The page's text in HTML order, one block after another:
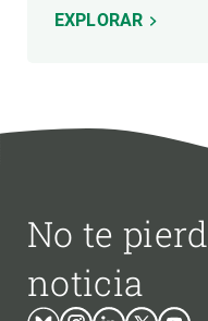
EXPLORAR
No te
noticia
BlueskyInstagram
LinkedinTwitterYoutube